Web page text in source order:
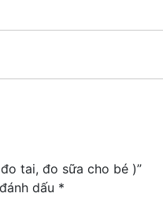
tai, đo sữa cho bé )”
dấu *